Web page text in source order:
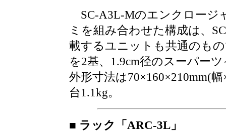
SC-A3L-Mのエンクロージ
ミを組み合わせた構成は、
載するユニットも共通のも
を2基、1.9cm径のスーパー
外形寸法は70×160×210mm(
台1.1kg。
■ ラック「ARC-3L」